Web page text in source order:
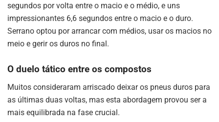
segundos por volta entre o macio e o médio, e uns
impressionantes 6,6 segundos entre o macio e o duro.
Serrano optou por arrancar com médios, usar os macios no
meio e gerir os duros no final.
O duelo tático entre os compostos
Muitos consideraram arriscado deixar os pneus duros para
as últimas duas voltas, mas esta abordagem provou ser a
mais equilibrada na fase crucial.